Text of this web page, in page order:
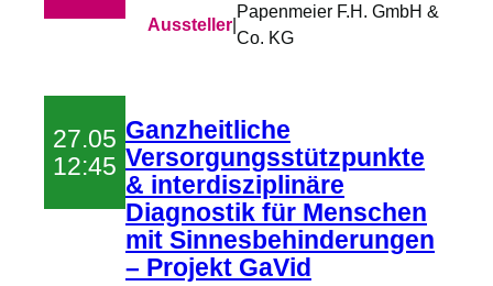
Aussteller
Papenmeier F.H. GmbH &
Co. KG
27.05
12:45
Ganzheitliche
Versorgungsstützpunkte
& interdisziplinäre
Diagnostik für Menschen
mit Sinnesbehinderungen
– Projekt GaVid